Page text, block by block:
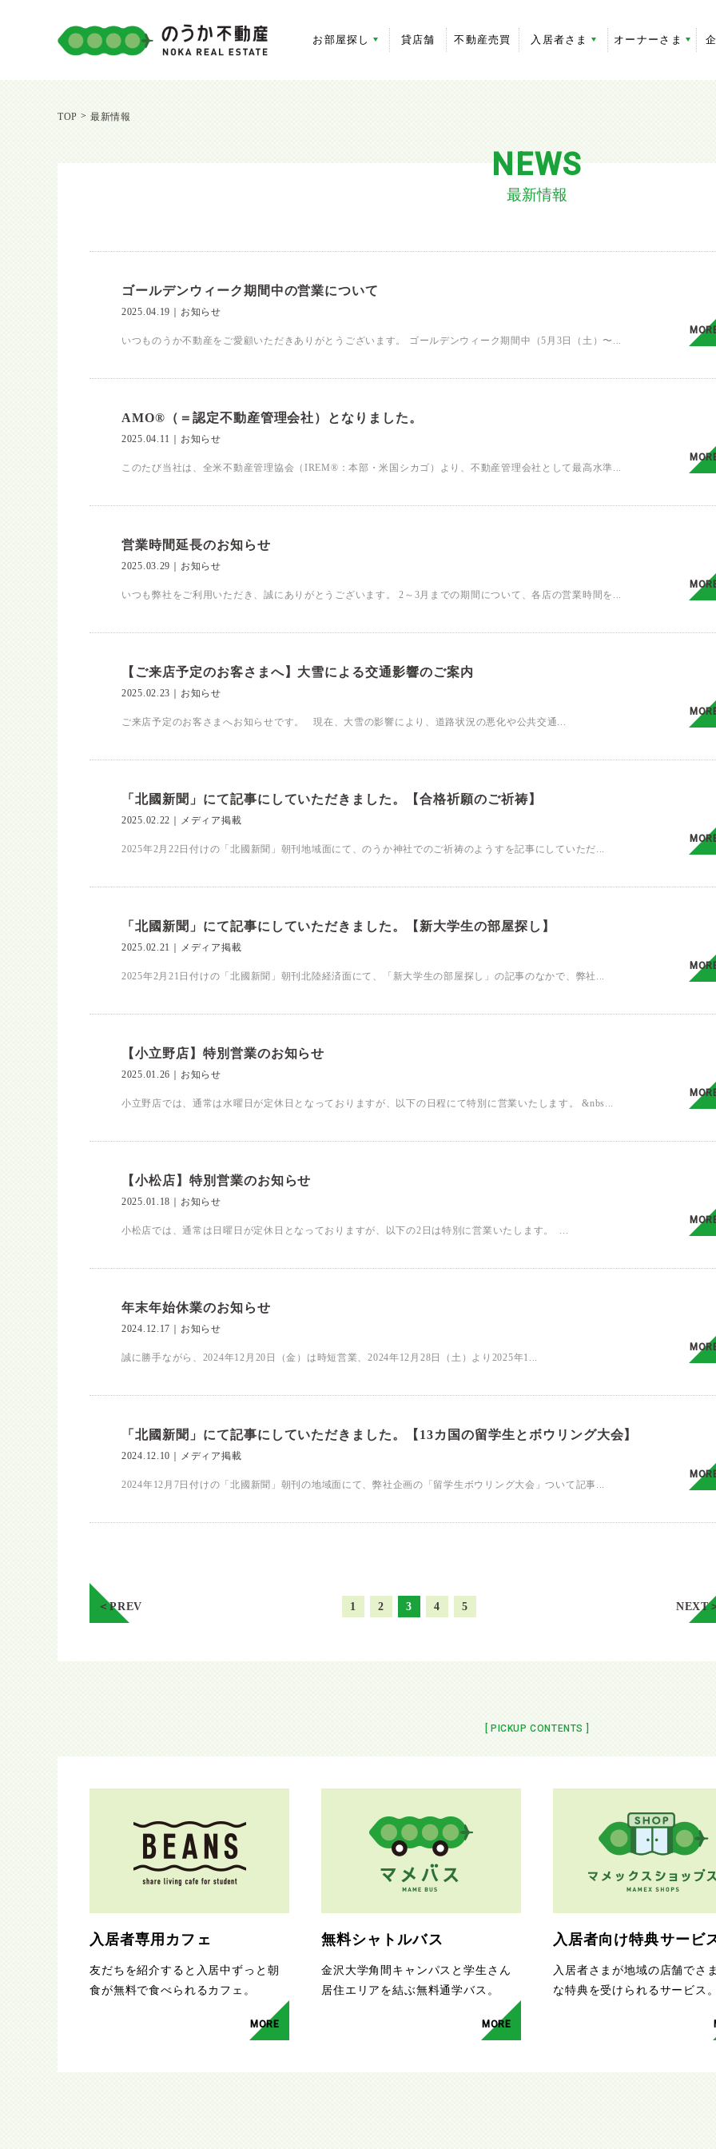
お部屋探し 貸店舗 不動産売買 入居者さま オーナーさま
TOP>最新情報
NEWS
最新情報
ゴールデンウィーク期間中の営業について
2025.04.19 お知らせ
いつものうか不動産をご愛顧いただきありがとうございます。 ゴールデンウィーク期間中（5月3日（土）〜...
AMO®（＝認定不動産管理会社）となりました。
2025.04.11 お知らせ
このたび当社は、全米不動産管理協会（IREM®：本部・米国シカゴ）より、不動産管理会社として最高水準...
営業時間延長のお知らせ
2025.03.29 お知らせ
いつも弊社をご利用いただき、誠にありがとうございます。 2～3月までの期間について、各店の営業時間を...
【ご来店予定のお客さまへ】大雪による交通影響のご案内
2025.02.23 お知らせ
ご来店予定のお客さまへお知らせです。 現在、大雪の影響により、道路状況の悪化や公共交通...
「北國新聞」にて記事にしていただきました。【合格祈願のご祈祷】
2025.02.22 メディア掲載
2025年2月22日付けの「北國新聞」朝刊地域面にて、のうか神社でのご祈祷のようすを記事にしていただ...
「北國新聞」にて記事にしていただきました。【新大学生の部屋探し】
2025.02.21 メディア掲載
2025年2月21日付けの「北國新聞」朝刊北陸経済面にて、「新大学生の部屋探し」の記事のなかで、弊社...
【小立野店】特別営業のお知らせ
2025.01.26 お知らせ
小立野店では、通常は水曜日が定休日となっておりますが、以下の日程にて特別に営業いたします。 &nbs...
【小松店】特別営業のお知らせ
2025.01.18 お知らせ
小松店では、通常は日曜日が定休日となっておりますが、以下の2日は特別に営業いたします。 ...
年末年始休業のお知らせ
2024.12.17 お知らせ
誠に勝手ながら、2024年12月20日（金）は時短営業、2024年12月28日（土）より2025年1...
「北國新聞」にて記事にしていただきました。【13カ国の留学生とボウリング大会】
2024.12.10 メディア掲載
2024年12月7日付けの「北國新聞」朝刊の地域面にて、弊社企画の「留学生ボウリング大会」ついて記事...
＜PREV 1 2 3 4 5 NEXT
[ PICKUP CONTENTS ]
入居者専用カフェ
友だちを紹介すると入居中ずっと朝
食が無料で食べられるカフェ。
MORE
無料シャトルバス
金沢大学角間キャンパスと学生さん
居住エリアを結ぶ無料通学バス。
MORE
入居者向け特典サービ
入居者さまが地域の店舗でさ
な特典を受けられるサービス